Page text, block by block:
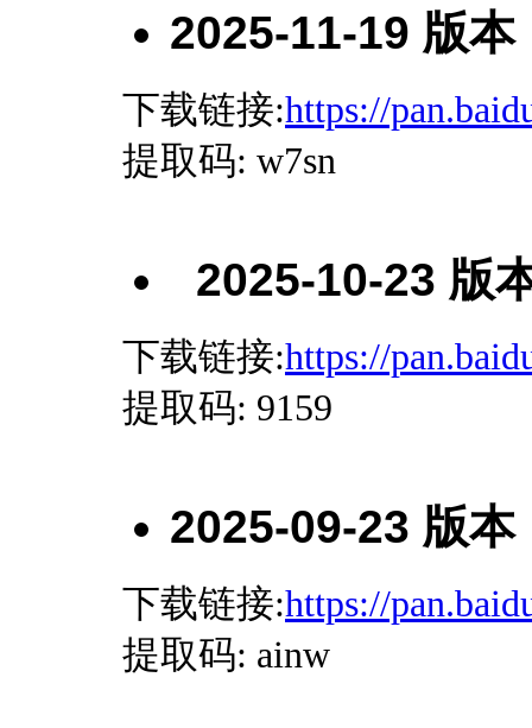
2025-11-19 版本
下载链接:https://
提取码: w7sn
2025-10-23 版
下载链接:https://
提取码: 9159
2025-09-23 版本
下载链接:https://
提取码: ainw